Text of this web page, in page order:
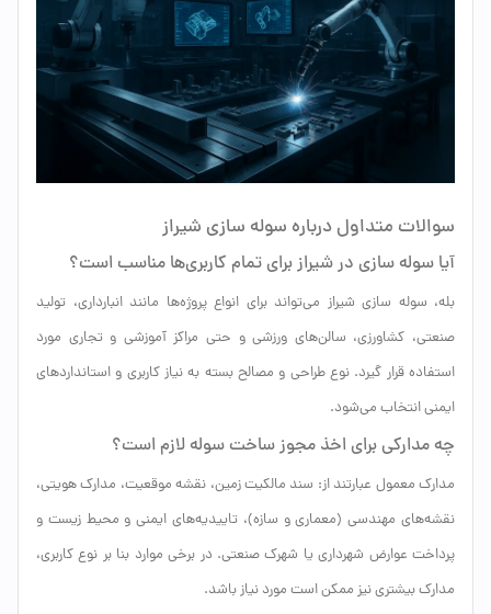
سوالات متداول درباره سوله سازی شیراز
آیا سوله سازی در شیراز برای تمام کاربری‌ها مناسب است؟
بله، سوله سازی شیراز می‌تواند برای انواع پروژه‌ها مانند انبارداری، تولید
صنعتی، کشاورزی، سالن‌های ورزشی و حتی مراکز آموزشی و تجاری مورد
استفاده قرار گیرد. نوع طراحی و مصالح بسته به نیاز کاربری و استانداردهای
ایمنی انتخاب می‌شود.
چه مدارکی برای اخذ مجوز ساخت سوله لازم است؟
مدارک معمول عبارتند از: سند مالکیت زمین، نقشه موقعیت، مدارک هویتی،
نقشه‌های مهندسی (معماری و سازه)، تاییدیه‌های ایمنی و محیط زیست و
پرداخت عوارض شهرداری یا شهرک صنعتی. در برخی موارد بنا بر نوع کاربری،
مدارک بیشتری نیز ممکن است مورد نیاز باشد.